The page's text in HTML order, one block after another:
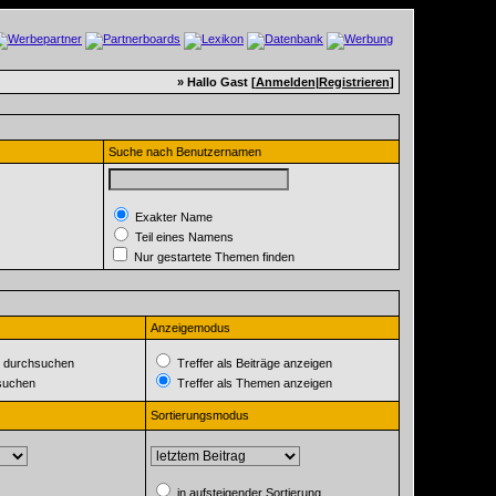
» Hallo Gast [Anmelden|Registrieren]
Suche nach Benutzernamen
Exakter Name
Teil eines Namens
Nur gestartete Themen finden
Anzeigemodus
durchsuchen
Treffer als Beiträge anzeigen
Treffer als Themen anzeigen
Sortierungsmodus
in aufsteigender Sortierung